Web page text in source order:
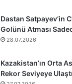
Dastan Satpayev’in
Golünü Atması
28.07.2026
Kazakistan’ın Orta
Rekor Seviyeye Ulaştı